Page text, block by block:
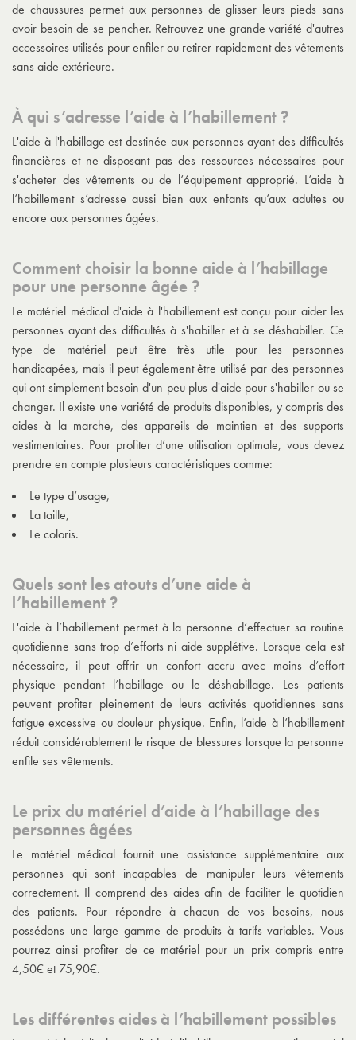
de chaussures permet aux personnes de glisser leurs pieds sans
avoir besoin de se pencher. Retrouvez une grande variété d'autres
accessoires utilisés pour enfiler ou retirer rapidement des vêtements
sans aide extérieure.
À qui s’adresse l’aide à l’habillement ?
L'aide à l'habillage est destinée aux personnes ayant des difficultés
financières et ne disposant pas des ressources nécessaires pour
s'acheter des vêtements ou de l’équipement approprié. L’aide à
l’habillement s’adresse aussi bien aux enfants qu’aux adultes ou
encore aux personnes âgées.
Comment choisir la bonne aide à l’habillage
pour une personne âgée ?
Le matériel médical d'aide à l'habillement est conçu pour aider les
personnes ayant des difficultés à s'habiller et à se déshabiller. Ce
type de matériel peut être très utile pour les personnes
handicapées, mais il peut également être utilisé par des personnes
qui ont simplement besoin d'un peu plus d'aide pour s'habiller ou se
changer. Il existe une variété de produits disponibles, y compris des
aides à la marche, des appareils de maintien et des supports
vestimentaires. Pour profiter d’une utilisation optimale, vous devez
prendre en compte plusieurs caractéristiques comme:
Le type d’usage,
La taille,
Le coloris.
Quels sont les atouts d’une aide à
l’habillement ?
L'aide à l’habillement permet à la personne d’effectuer sa routine
quotidienne sans trop d’efforts ni aide supplétive. Lorsque cela est
nécessaire, il peut offrir un confort accru avec moins d’effort
physique pendant l’habillage ou le déshabillage. Les patients
peuvent profiter pleinement de leurs activités quotidiennes sans
fatigue excessive ou douleur physique. Enfin, l’aide à l’habillement
réduit considérablement le risque de blessures lorsque la personne
enfile ses vêtements.
Le prix du matériel d’aide à l’habillage des
personnes âgées
Le matériel médical fournit une assistance supplémentaire aux
personnes qui sont incapables de manipuler leurs vêtements
correctement. Il comprend des aides afin de faciliter le quotidien
des patients. Pour répondre à chacun de vos besoins, nous
possédons une large gamme de produits à tarifs variables. Vous
pourrez ainsi profiter de ce matériel pour un prix compris entre
4,50€ et 75,90€.
Les différentes aides à l’habillement possibles